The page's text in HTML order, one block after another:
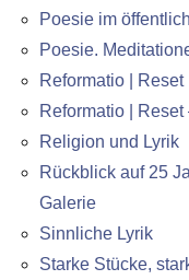
Poesie im
Poesie.
Reformatio | Reset
Reformatio |
Religion und Lyrik
Rückblick auf 25
Galerie
Sinnliche Lyrik
Starke Stücke,